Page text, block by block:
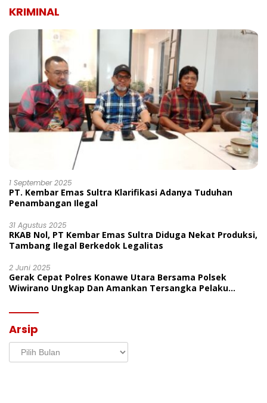
KRIMINAL
1 September 2025
PT. Kembar Emas Sultra Klarifikasi Adanya Tuduhan
Penambangan Ilegal
31 Agustus 2025
RKAB Nol, PT Kembar Emas Sultra Diduga Nekat Produksi,
Tambang Ilegal Berkedok Legalitas
2 Juni 2025
Gerak Cepat Polres Konawe Utara Bersama Polsek
Wiwirano Ungkap Dan Amankan Tersangka Pelaku
Arsip
Arsip